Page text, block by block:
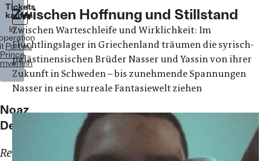
Tickets
kaufen
In
Port au
Prince
Noaz
Deshe
Regie,
Zwischen Hoffnung und Stillstand
Zwischen Warteschleife und Wirklichkeit: Im
Flüchtlingslager in Griechenland träumen die syrisch-
palästinensischen Brüder Nasser und Yassin von ihrer
Zukunft in Schweden – bis zunehmende Spannungen
Nasser in eine surreale Fantasiewelt ziehen